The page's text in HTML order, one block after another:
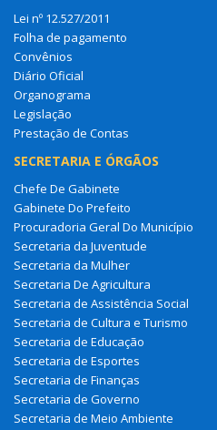
Lei nº 12.527/2011
Folha de pagamento
Convênios
Diário Oficial
Organograma
Legislação
Prestação de Contas
SECRETARIA E ÓRGÃOS
Chefe De Gabinete
Gabinete Do Prefeito
Procuradoria Geral Do Município
Secretaria da Juventude
Secretaria da Mulher
Secretaria De Agricultura
Secretaria de Assistência Social
Secretaria de Cultura e Turismo
Secretaria de Educação
Secretaria de Esportes
Secretaria de Finanças
Secretaria de Governo
Secretaria de Meio Ambiente